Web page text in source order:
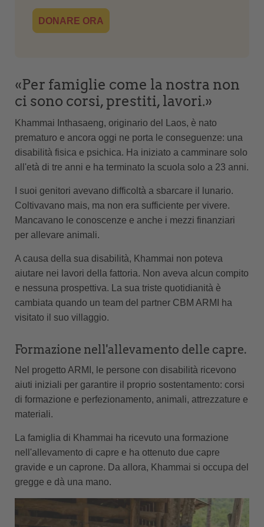
DONARE ORA
«Per famiglie come la nostra non
ci sono corsi, prestiti, lavori.»
Khammai Inthasaeng, originario del Laos, è nato
prematuro e ancora oggi ne porta le conseguenze: una
disabilità fisica e psichica. Ha iniziato a camminare solo
all'età di tre anni e ha terminato la scuola solo a 23 anni.
I suoi genitori avevano difficoltà a sbarcare il lunario.
Coltivavano mais, ma non era sufficiente per vivere.
Mancavano le conoscenze e anche i mezzi finanziari
per allevare animali.
A causa della sua disabilità, Khammai non poteva
aiutare nei lavori della fattoria. Non aveva alcun compito
e nessuna prospettiva. La sua triste quotidianità è
cambiata quando un team del partner CBM ARMI ha
visitato il suo villaggio.
Formazione nell'allevamento delle capre.
Nel progetto ARMI, le persone con disabilità ricevono
aiuti iniziali per garantire il proprio sostentamento: corsi
di formazione e perfezionamento, animali, attrezzature e
materiali.
La famiglia di Khammai ha ricevuto una formazione
nell'allevamento di capre e ha ottenuto due capre
gravide e un caprone. Da allora, Khammai si occupa del
gregge e dà una mano.